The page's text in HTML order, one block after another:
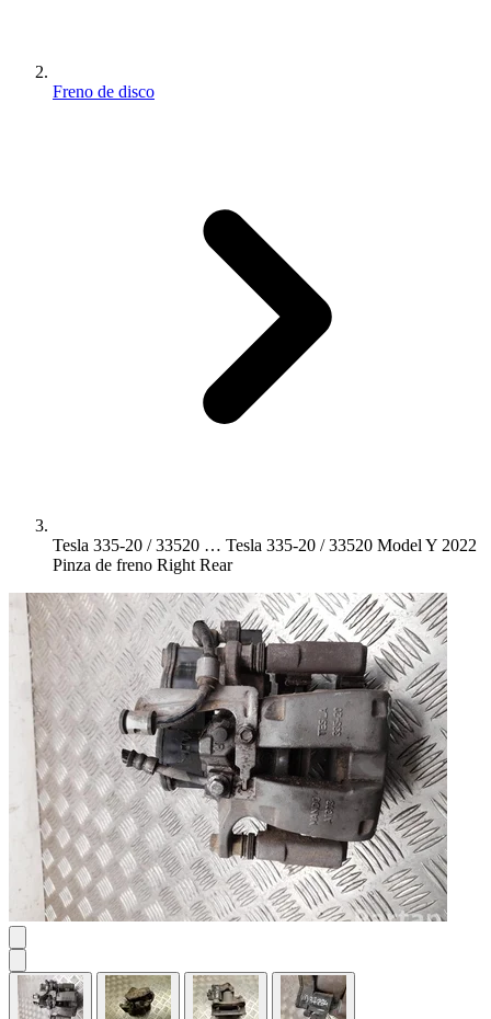
Freno de disco
Tesla 335-20 / 33520 … Tesla 335-20 / 33520 Model Y 2022
Pinza de freno Right Rear